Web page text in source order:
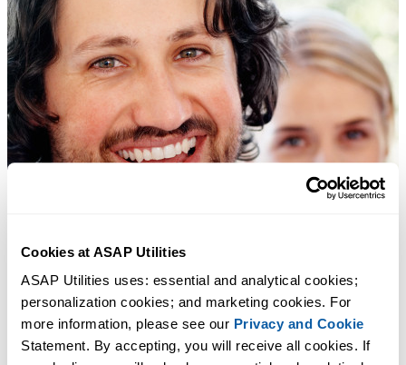
Cookies at ASAP Utilities
ASAP Utilities uses: essential and analytical cookies;
personalization cookies; and marketing cookies. For
more information, please see our Privacy and Cookie
Statement. By accepting, you will receive all cookies. If